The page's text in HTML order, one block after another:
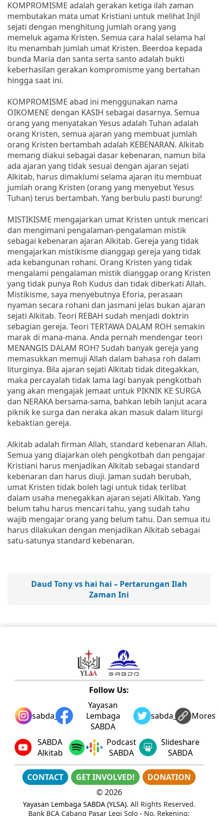
KOMPROMISME adalah gerakan ketiga ilah zaman
membutakan mata umat Kristiani untuk melihat Injil
sejati dengan menghitung jumlah orang yang
memeluk agama Kristen. Semua cara halal selama hal
itu menambah jumlah umat Kristen. Beerdoa kepada
bunda Maria dan santa serta santo adalah bukti
keberhasilan gerakan kompromisme yang bertahan
hingga saat ini.
KOMPROMISME abad ini menggunakan nama
OIKOMENE dengan KASIH sebagai dasarnya. Semua
orang yang menyatakan Yesus adalah Tuhan adalah
orang Kristen, semua ajaran yang membuat jumlah
orang Kristen bertambah adalah KEBENARAN. Alkitab
memang diakui sebagai dasar kebenaran, namun bila
ada ajaran yang tidak sesuai dengan ajaran sejati
Alkitab, harus dimaklumi selama ajaran itu membuat
jumlah orang Kristen (orang yang menyebut Yesus
Tuhan) terus bertambah. Yang berbulu pasti burung!
MISTIKISME mengajarkan umat Kristen untuk mencari
dan mengimani pengalaman-pengalaman mistik
sebagai kebenaran ajaran Alkitab. Gereja yang tidak
mengajarkan mistikisme dianggap gereja yang tidak
ada kebangunan rohani. Orang Kristen yang tidak
mengalami pengalaman mistik dianggap orang Kristen
yang tidak punya Roh Kudus dan tidak diberkati Allah.
Mistikisme, saya menyebutnya Eforia, perasaan
nyaman secara rohani dan jasmani jelas bukan ajaran
sejati Alkitab. Teori REBAH sudah menjadi doktrin
sebagian gereja. Teori TERTAWA DALAM ROH semakin
marak di mana-mana. Anda pernah mendengar teori
MENANGIS DALAM ROH? Sudah banyak gereja yang
memasukkan memuji Allah dalam bahasa roh dalam
liturginya. Bila ajaran sejati Alkitab tidak ditegakkan,
maka percayalah tidak lama lagi banyak pengkotbah
yang akan mengajak jemaat untuk PIKNIK KE SURGA
dan NERAKA bersama-sama, bahkan lebih lanjut acara
piknik ke surga dan neraka akan masuk dalam liturgi
kebaktian gereja.
Alkitab adalah firman Allah, standard kebenaran Allah.
Semua yang diajarkan oleh pengkotbah dan pengajar
Kristiani harus menjadikan Alkitab sebagai standard
kebenaran dan harus diuji. Jaman sudah berubah,
umat Kristen tidak boleh lagi untuk tidak terlibat
dalam usaha menegakkan ajaran sejati Alkitab. Yang
belum tahu harus mencari tahu, yang sudah tahu
wajib mengajar orang yang belum tahu. Dan semua itu
harus dilakukan dengan menjadikan Alkitab sebagai
satu-satunya standard kebenaran.
Daud Tony vs hai hai – Pertarungan Ilah
Zaman Ini
Follow Us:
sabda_ylsa
Yayasan
Lembaga
SABDA
sabda_ylsaMores
SABDA
Alkitab
Podcast
SABDA
Slideshare
SABDA
CONTACT GET INVOLVED!
DONATION
©2026
Yayasan Lembaga SABDA (YLSA). All Rights Reserved.
Bank BCA Cabang Pasar Legi Solo - No. Rekening: